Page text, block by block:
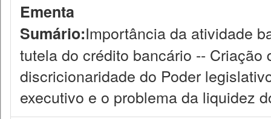
Ementa
Sumário:Importância da atividade
tutela do crédito bancário --
discricionaridade do Poder
executivo e o problema da liquidez